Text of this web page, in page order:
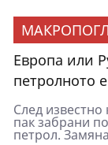
Европа или
петролното
След
пак забрани
петрол.